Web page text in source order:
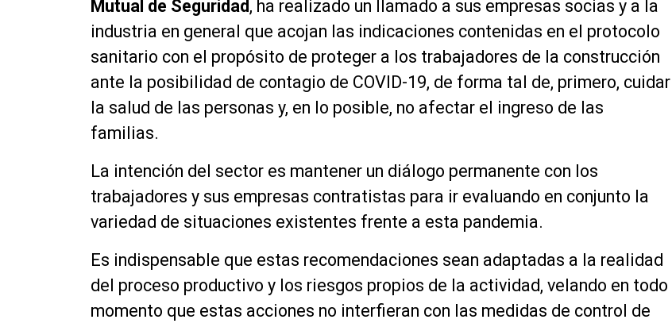
Mutual de Seguridad, ha realizado un llamado a sus empresas socias y a la
industria en general que acojan las indicaciones contenidas en el protocolo
sanitario con el propósito de proteger a los trabajadores de la construcción
ante la posibilidad de contagio de COVID-19, de forma tal de, primero, cuidar
la salud de las personas y, en lo posible, no afectar el ingreso de las
familias.
La intención del sector es mantener un diálogo permanente con los
trabajadores y sus empresas contratistas para ir evaluando en conjunto la
variedad de situaciones existentes frente a esta pandemia.
Es indispensable que estas recomendaciones sean adaptadas a la realidad
del proceso productivo y los riesgos propios de la actividad, velando en todo
momento que estas acciones no interfieran con las medidas de control de